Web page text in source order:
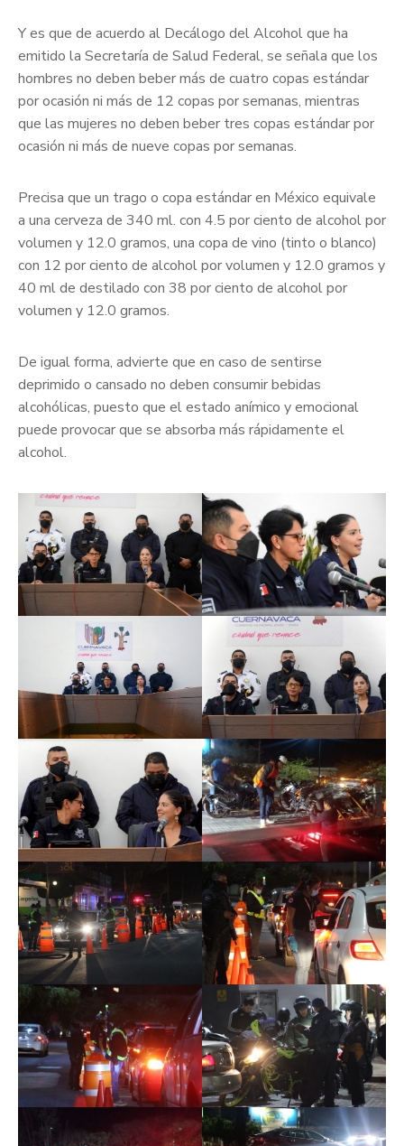
Y es que de acuerdo al Decálogo del Alcohol que ha
emitido la Secretaría de Salud Federal, se señala que los
hombres no deben beber más de cuatro copas estándar
por ocasión ni más de 12 copas por semanas, mientras
que las mujeres no deben beber tres copas estándar por
ocasión ni más de nueve copas por semanas.
Precisa que un trago o copa estándar en México equivale
a una cerveza de 340 ml. con 4.5 por ciento de alcohol por
volumen y 12.0 gramos, una copa de vino (tinto o blanco)
con 12 por ciento de alcohol por volumen y 12.0 gramos y
40 ml de destilado con 38 por ciento de alcohol por
volumen y 12.0 gramos.
De igual forma, advierte que en caso de sentirse
deprimido o cansado no deben consumir bebidas
alcohólicas, puesto que el estado anímico y emocional
puede provocar que se absorba más rápidamente el
alcohol.